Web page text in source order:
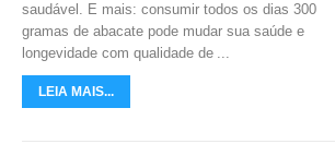
saudável. E mais: consumir todos os dias 300
gramas de abacate pode mudar sua saúde e
longevidade com qualidade de ...
LEIA MAIS...